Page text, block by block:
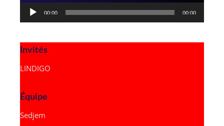
Lecteur
audio
00:00 00:00
Invités
LINDIGO
Équipe
Sedjem